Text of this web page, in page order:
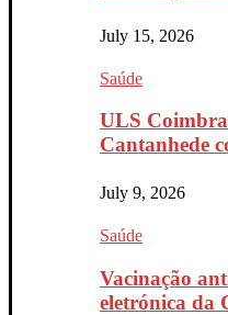
July 15, 2026
Saúde
ULS
Cantanhede
July 9, 2026
Saúde
Vacinação
eletrónica da